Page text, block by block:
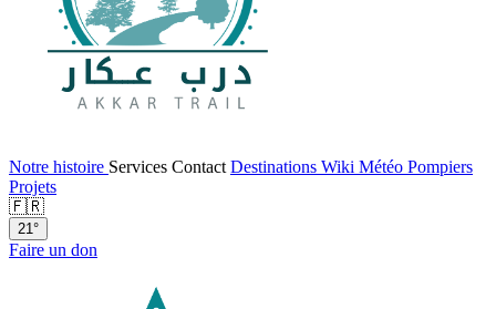
Notre histoire Services Contact Destinations Wiki Météo Pompiers
Projets
🇫🇷
21°
Faire un don